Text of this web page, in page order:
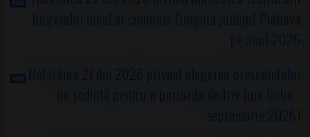
bugetului local al comunei Gorgota,judeţul Prahova
pe anul 2026
Hotărârea 21 din 2026 privind alegerea preşedintelui
de şedinţă pentru o perioada de trei luni (iulie -
septembrie 2026)